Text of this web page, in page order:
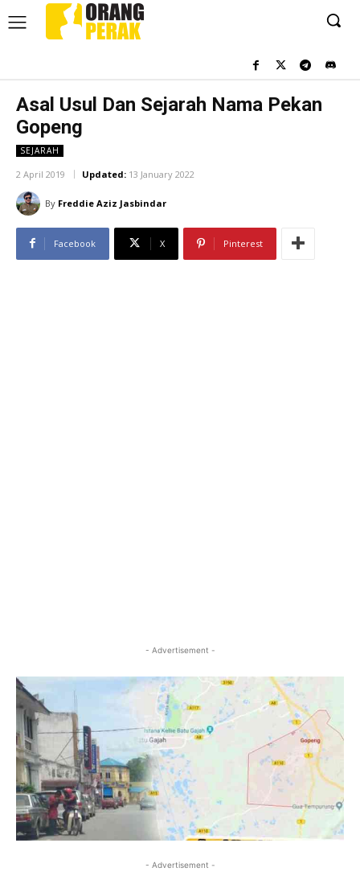
Asal Usul Dan Sejarah Nama Pekan
Gopeng
SEJARAH
2 April 2019 Updated: 13 January 2022
By Freddie Aziz Jasbindar
Facebook X Pinterest
- Advertisement -
- Advertisement -